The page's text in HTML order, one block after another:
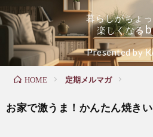
暮らしがちょ っ
楽しくなる b
Presented by
HOME 定期メルマガ
お家で激うま！かんたん焼き